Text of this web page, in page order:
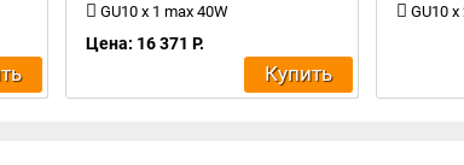
GU10 x 1 max 40W
Цена: 16 371 Р.
Купить
GU10